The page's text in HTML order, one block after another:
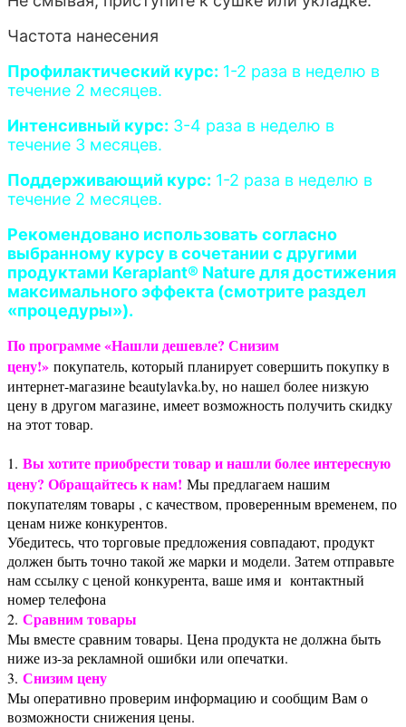
Частота нанесения
Профилактический курс: 1-2 раза в неделю в
течение 2 месяцев.
Интенсивный курс: 3-4 раза в неделю в
течение 3 месяцев.
Поддерживающий курс: 1-2 раза в неделю в
течение 2 месяцев.
Рекомендовано использовать согласно
выбранному курсу в сочетании с другими
продуктами Keraplant® Nature для достижения
максимального эффекта (смотрите раздел
«процедуры»).
По программе «Нашли дешевле? Снизим
цену!» покупатель, который планирует совершить покупку в
интернет-магазине beautylavka.by, но нашел более низкую
цену в другом магазине, имеет возможность получить скидку
на этот товар.
1. Вы хотите приобрести товар и нашли более интересную
цену? Обращайтесь к нам! Мы предлагаем нашим
покупателям товары , с качеством, проверенным временем, по
ценам ниже конкурентов.
Убедитесь, что торговые предложения совпадают, продукт
должен быть точно такой же марки и модели. Затем отправьте
нам ссылку с ценой конкурента, ваше имя и контактный
номер телефона
2. Сравним товары
Мы вместе сравним товары. Цена продукта не должна быть
ниже из-за рекламной ошибки или опечатки.
3. Снизим цену
Мы оперативно проверим информацию и сообщим Вам о
возможности снижения цены.